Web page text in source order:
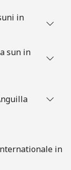
⁦£10⁩
⁦£10⁩ -
in
sun in
in